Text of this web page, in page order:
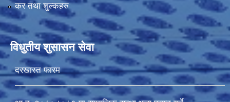
कर तथा शुल्कहरु
विधुतीय शुसासन सेवा
दरखास्त फारम